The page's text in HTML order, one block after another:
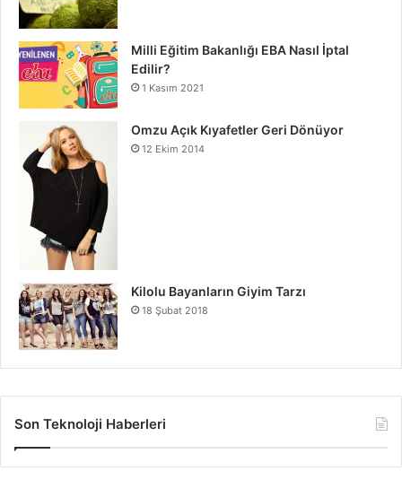
Milli Eğitim Bakanlığı EBA Nasıl İptal
Edilir?
1 Kasım 2021
Omzu Açık Kıyafetler Geri Dönüyor
12 Ekim 2014
Kilolu Bayanların Giyim Tarzı
18 Şubat 2018
Son Teknoloji Haberleri